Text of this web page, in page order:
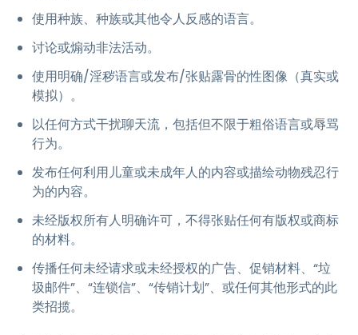
使用种族、种族或其他令人反感的语言。
讨论或煽动非法活动。
使用明确/淫秽语言或发布/张贴露骨的性图像（真实或
模拟）。
以任何方式干扰聊天流，包括但不限于粗俗语言或辱骂
行为。
发布任何利用儿童或未成年人的内容或描绘动物残忍行
为的内容。
未经版权所有人明确许可，不得张贴任何有版权或商标
的材料。
传播任何未经请求或未经授权的广告、促销材料、“垃
圾邮件”、“连锁信”、“传销计划”、或任何其他形式的此
类招揽。